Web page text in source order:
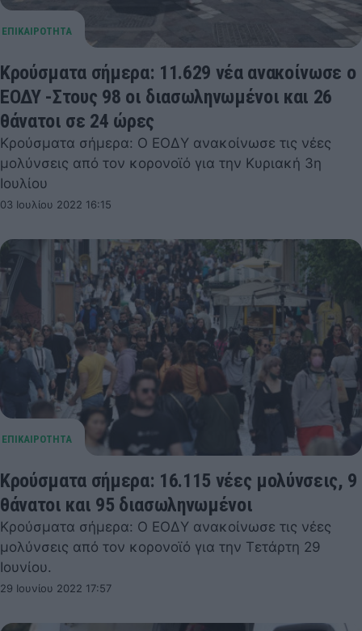
Κρούσματα σήμερα: 11.629 νέα ανακοίνωσε ο
ΕΟΔΥ -Στους 98 οι διασωληνωμένοι και 26
θάνατοι σε 24 ώρες
Κρούσματα σήμερα: Ο ΕΟΔΥ ανακοίνωσε τις νέες
μολύνσεις από τον κορονοϊό για την Κυριακή 3η
Ιουλίου
03 Ιουλίου 2022 16:15
Κρούσματα σήμερα: 16.115 νέες μολύνσεις, 9
θάνατοι και 95 διασωληνωμένοι
Κρούσματα σήμερα: Ο ΕΟΔΥ ανακοίνωσε τις νέες
μολύνσεις από τον κορονοϊό για την Τετάρτη 29
Ιουνίου.
29 Ιουνίου 2022 17:57